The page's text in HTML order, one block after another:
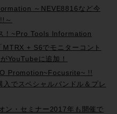
～NEVE8816など今
～
！~Pro Tools Information
+ S6でモニターコント
YouTubeに追加！
Promotion~Focusrite~ !!
でスペシャルバンドル＆プレ
ン・セミナー2017年も開催で